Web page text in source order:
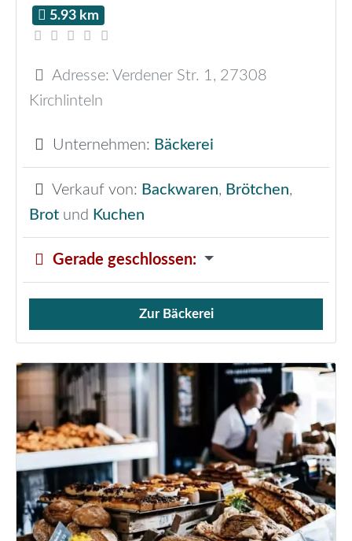
5.93 km
Adresse: Verdener Str. 1, 27308
Kirchlinteln
Unternehmen: Bäckerei
Verkauf von: Backwaren, Brötchen,
Brot und Kuchen
Gerade geschlossen:
Verkauf von Brötchen,
Zur Bäckerei